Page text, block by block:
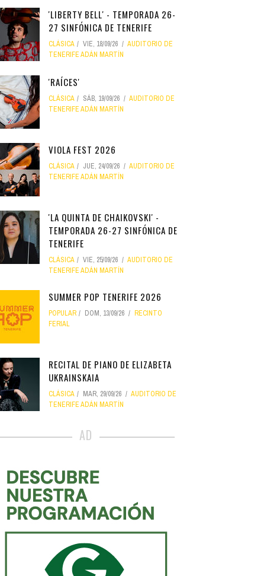
'LIBERTY BELL' - TEMPORADA 26-
27 SINFÓNICA DE TENERIFE
CLÁSICA VIE, 18/09/26
AUDITORIO DE
TENERIFE ADÁN MARTÍN
'RAÍCES'
CLÁSICA SÁB, 19/09/26
AUDITORIO DE
TENERIFE ADÁN MARTÍN
VIOLA FEST 2026
CLÁSICA JUE, 24/09/26
AUDITORIO DE
TENERIFE ADÁN MARTÍN
'LA QUINTA DE CHAIKOVSKI' -
TEMPORADA 26-27 SINFÓNICA DE
TENERIFE
CLÁSICA VIE, 25/09/26
AUDITORIO DE
TENERIFE ADÁN MARTÍN
SUMMER POP TENERIFE 2026
POPULAR DOM, 13/09/26
RECINTO
FERIAL
RECITAL DE PIANO DE ELIZABETA
UKRAINSKAIA
CLÁSICA MAR, 29/09/26
AUDITORIO DE
TENERIFE ADÁN MARTÍN
AD